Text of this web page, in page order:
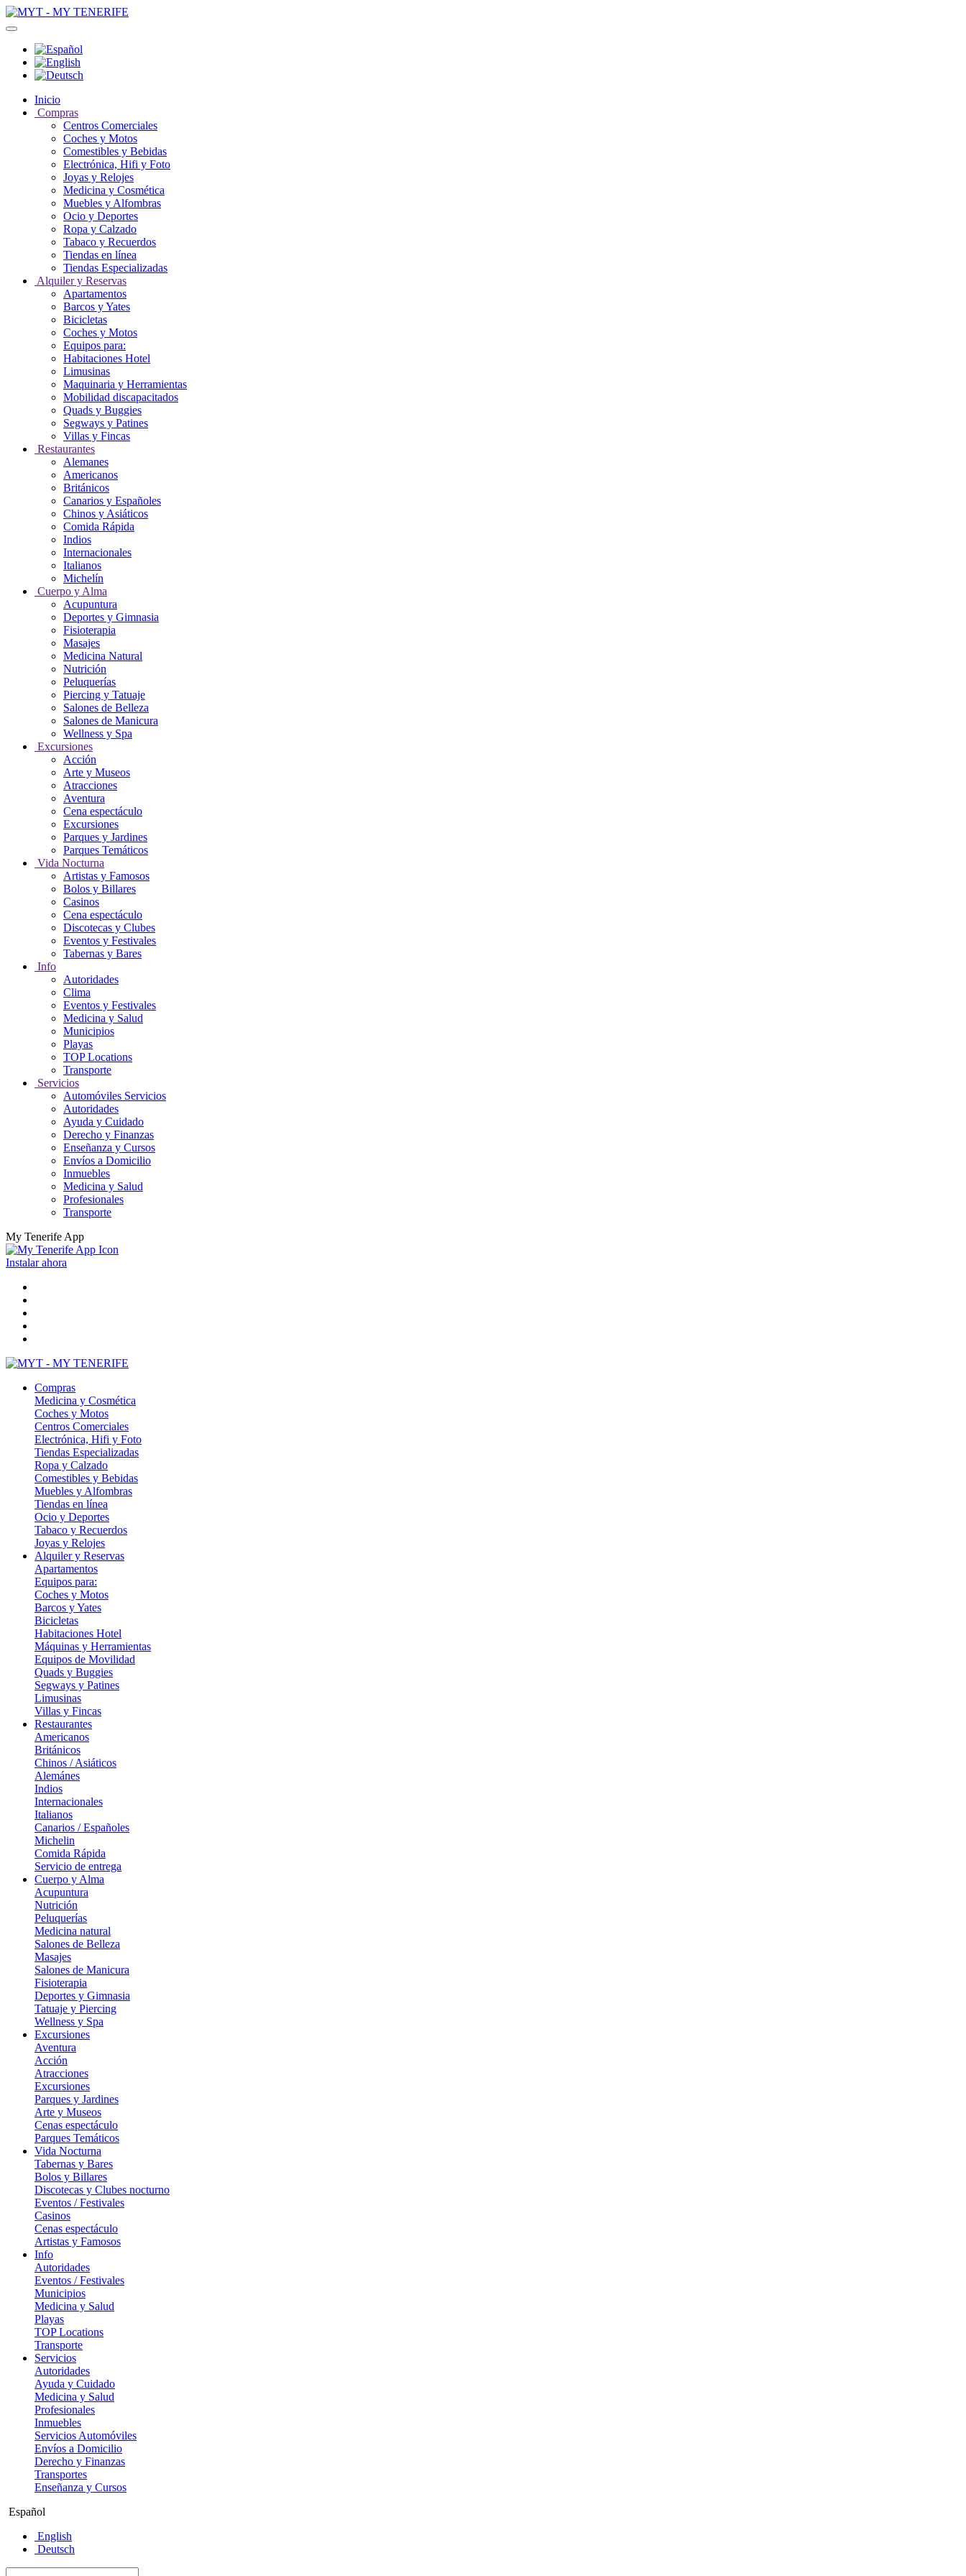
Inicio
Compras
Centros Comerciales
Coches y Motos
Comestibles y Bebidas
Electrónica, Hifi y Foto
Joyas y Relojes
Medicina y Cosmética
Muebles y Alfombras
Ocio y Deportes
Ropa y Calzado
Tabaco y Recuerdos
Tiendas en línea
Tiendas Especializadas
Alquiler y Reservas
Apartamentos
Barcos y Yates
Bicicletas
Coches y Motos
Equipos para:
Habitaciones Hotel
Limusinas
Maquinaria y Herramientas
Mobilidad discapacitados
Quads y Buggies
Segways y Patines
Villas y Fincas
Restaurantes
Alemanes
Americanos
Británicos
Canarios y Españoles
Chinos y Asiáticos
Comida Rápida
Indios
Internacionales
Italianos
Michelín
Cuerpo y Alma
Acupuntura
Deportes y Gimnasia
Fisioterapia
Masajes
Medicina Natural
Nutrición
Peluquerías
Piercing y Tatuaje
Salones de Belleza
Salones de Manicura
Wellness y Spa
Excursiones
Acción
Arte y Museos
Atracciones
Aventura
Cena espectáculo
Excursiones
Parques y Jardines
Parques Temáticos
Vida Nocturna
Artistas y Famosos
Bolos y Billares
Casinos
Cena espectáculo
Discotecas y Clubes
Eventos y Festivales
Tabernas y Bares
Info
Autoridades
Clima
Eventos y Festivales
Medicina y Salud
Municipios
Playas
TOP Locations
Transporte
Servicios
Automóviles Servicios
Autoridades
Ayuda y Cuidado
Derecho y Finanzas
Enseñanza y Cursos
Envíos a Domicilio
Inmuebles
Medicina y Salud
Profesionales
Transporte
My Tenerife App
Instalar ahora
Compras
Medicina y Cosmética
Coches y Motos
Centros Comerciales
Electrónica, Hifi y Foto
Tiendas Especializadas
Ropa y Calzado
Comestibles y Bebidas
Muebles y Alfombras
Tiendas en línea
Ocio y Deportes
Tabaco y Recuerdos
Joyas y Relojes
Alquiler y Reservas
Apartamentos
Equipos para:
Coches y Motos
Barcos y Yates
Bicicletas
Habitaciones Hotel
Máquinas y Herramientas
Equipos de Movilidad
Quads y Buggies
Segways y Patines
Limusinas
Villas y Fincas
Restaurantes
Americanos
Británicos
Chinos / Asiáticos
Alemánes
Indios
Internacionales
Italianos
Canarios / Españoles
Michelin
Comida Rápida
Servicio de entrega
Cuerpo y Alma
Acupuntura
Nutrición
Peluquerías
Medicina natural
Salones de Belleza
Masajes
Salones de Manicura
Fisioterapia
Deportes y Gimnasia
Tatuaje y Piercing
Wellness y Spa
Excursiones
Aventura
Acción
Atracciones
Excursiones
Parques y Jardines
Arte y Museos
Cenas espectáculo
Parques Temáticos
Vida Nocturna
Tabernas y Bares
Bolos y Billares
Discotecas y Clubes nocturno
Eventos / Festivales
Casinos
Cenas espectáculo
Artistas y Famosos
Info
Autoridades
Eventos / Festivales
Municipios
Medicina y Salud
Playas
TOP Locations
Transporte
Servicios
Autoridades
Ayuda y Cuidado
Medicina y Salud
Profesionales
Inmuebles
Servicios Automóviles
Envíos a Domicilio
Derecho y Finanzas
Transportes
Enseñanza y Cursos
Español
English
Deutsch